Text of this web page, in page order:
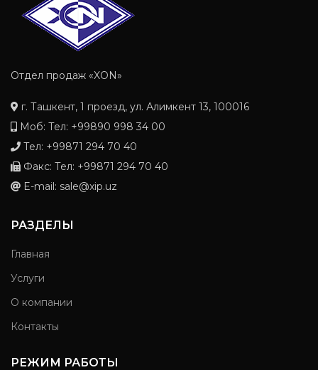
Отдел продаж «XON»
г. Ташкент, 1 проезд, ул. Алимкент 13, 100016
Моб: Тел: +99890 998 34 00
Тел: +99871 294 70 40
Факс: Тел: +99871 294 70 40
E-mail: sale@xip.uz
РАЗДЕЛЫ
Главная
Услуги
О компании
Контакты
РЕЖИМ РАБОТЫ